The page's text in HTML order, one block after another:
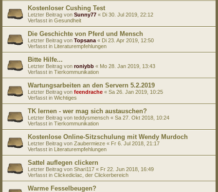
Kostenloser Cushing Test
Letzter Beitrag von Sunny77 « Di 30. Jul 2019, 22:12
Verfasst in Gesundheit
Die Geschichte von Pferd und Mensch
Letzter Beitrag von Topsana « Di 23. Apr 2019, 12:50
Verfasst in Literaturempfehlungen
Bitte Hilfe...
Letzter Beitrag von roniybb « Mo 28. Jan 2019, 13:43
Verfasst in Tierkommunikation
Wartungsarbeiten an den Servern 5.2.2019
Letzter Beitrag von feendrache « Sa 26. Jan 2019, 10:25
Verfasst in Wichtiges
TK lernen - wer mag sich austauschen?
Letzter Beitrag von teddysmensch « Sa 27. Okt 2018, 10:24
Verfasst in Tierkommunikation
Kostenlose Online-Sitzschulung mit Wendy Murdoch
Letzter Beitrag von Zaubermieze « Fr 6. Jul 2018, 21:17
Verfasst in Literaturempfehlungen
Sattel auflegen clickern
Letzter Beitrag von Shari117 « Fr 22. Jun 2018, 16:49
Verfasst in Clickediclac, der Clickerbereich
Warme Fesselbeugen?